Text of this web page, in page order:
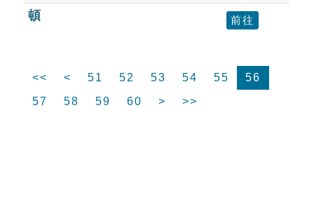
頓 前往
<< < 51 52 53 54 55
56
57
58 59 60 > >>